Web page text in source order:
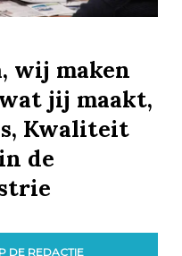
wij maken
jij maakt,
Kwaliteit
de
DE REDACTIE